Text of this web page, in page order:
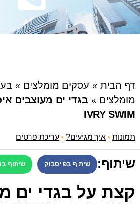
דף הבית » עסקים מומלצים »
מומלצים »
IVRY SWIM
תמונות • איך מגיעים? • עריכת פרטים
שיתוף: שיתוף בפייסבוק שיתוף
קצת על בגדי ים